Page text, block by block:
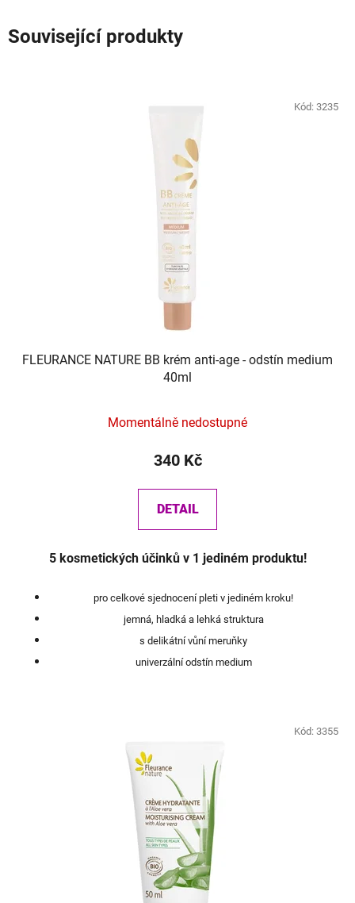
Související produkty
FLEURANCE NATURE BB krém anti-age - odstín medium
40ml
Momentálně nedostupné
340 Kč
DETAIL
5 kosmetických účinků v 1 jediném produktu!
pro celkové sjednocení pleti v jediném kroku!
jemná, hladká a lehká struktura
s delikátní vůní meruňky
univerzální odstín medium
Kód: 3235
Kód: 3355